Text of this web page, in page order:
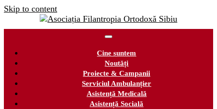
Skip to content
Cine suntem
Noutăți
Proiecte & Campanii
Serviciul Ambulanțier
Asistență Medicală
Asistență Socială